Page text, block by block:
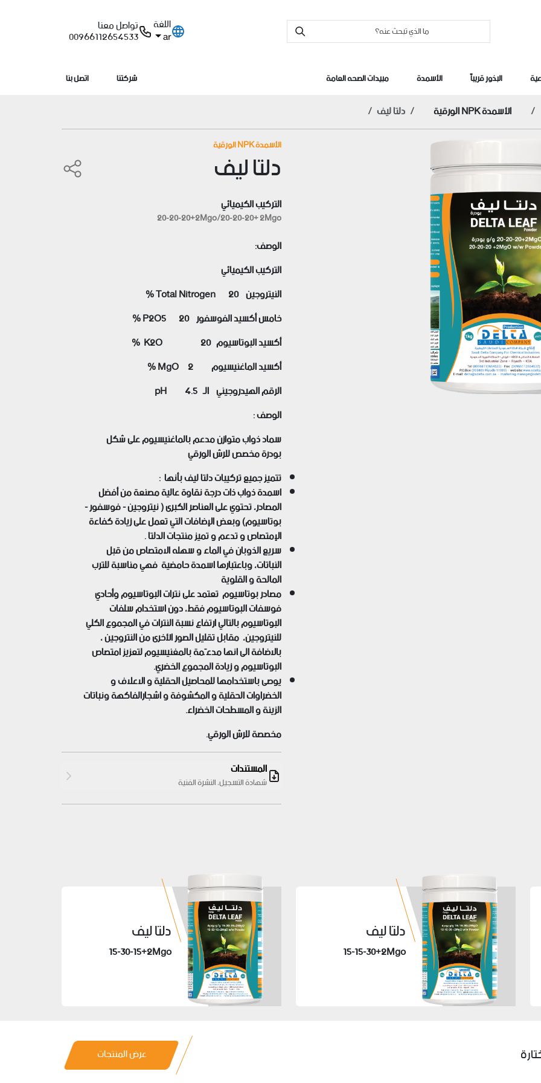
اللغة
ar تواصل معنا
00966112654533
البذور قريباً الأسمدة مبيدات الصحه العامة شركتنا اتصل بنا
الأسمدة NPK الورقية دلتا ليف
Previous
الأسمدة NPK الورقية
دلتا ليف
التركيب الكيميائي
20-20-20+2Mgo/20-20-20+ 2Mgo
الوصف:
التركيب الكيميائي
النيتروجين Total Nitrogen 20 %
خامس أكسيد الفوسفور P2O5 20 %
أكسيد البوتاسيوم K2O 20 %
أكسيد الماغنيسيوم MgO 2 %
الرقم الهيدروجيني الـ pH 4.5
الوصف :
سماد ذواب متوازنمدعم بالماغنيسيوم على شكل
بودرةمخصص للرش الورقي
تتميز جميع تركيبات دلتا ليف بأنها :
اسمدة ذواب ذات درجة نقاوة عالية مصنعة من أفضل
المصادر، تحتوي على العناصر الكبرى ( نيتروجين - فوسفور -
بوتاسيوم) وبعض الإضافات التي تعمل على زيادة كفاءة
الإمتصاص و تدعم و تميز منتجات الدلتا .
سريع الذوبان في الماء و سهله الامتصاص من قبل
النباتات، وباعتبارها اسمدة حامضية فهي مناسبة للترب
المالحة و القلوية
مصادر بوتاسيوم تعتمد على نترات البوتاسيوم وأحادي
فوسفات البوتاسيوم فقط، دون استخدام سلفات
البوتاسيوم بالتالي ارتفاع نسبة النترات في المجموع الكلي
للنيتروجين، مقابل تقليل الصور الأخرى من النتروجين ،
بالاضافة الى انها مدعّمة بالمغنيسيوم لتعزيز امتصاص
البوتاسيوم و زيادة المجموع الخضري.
يوصى باستخدامها للمحاصيل الحقلية و الاعلاف و
الخضراوات الحقلية و المكشوفة و اشجارالفاكهة ونباتات
الزينة و المسطحات الخضراء.
مخصصة للرش الورقي.
المستندات
شهادة التسجيل، النشرة الفنية
دلتا ليف
15-15-30+2Mgo
دلتا ليف
15-30-15+2Mgo
عرض المنتجات